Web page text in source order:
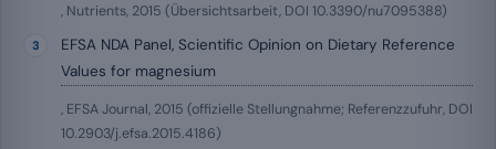
, Nutrients, 2015 (Übersichtsarbeit, DOI 10.3390/nu7095388)
EFSA NDA Panel, Scientific Opinion on Dietary Reference
Values for magnesium
, EFSA Journal, 2015 (offizielle Stellungnahme; Referenzzufuhr, DOI
10.2903/j.efsa.2015.4186)